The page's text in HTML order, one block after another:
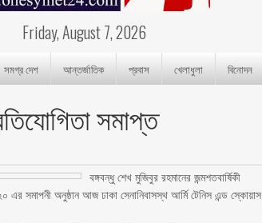
Friday, August 7, 2026
সমগ্র দেশ আন্তর্জাতিক প্রবাস খেলাধুলা বিনোদন
সমাপ্ত
বঙ্গবন্ধু শেখ মুজিবুর রহমানের জন্মশতবার্ষিকী
এর সমাপনী অনুষ্ঠান আজ ঢাকা সেনানিবাসস্থ আর্মি টেনিস এন্ড স্কোয়াস